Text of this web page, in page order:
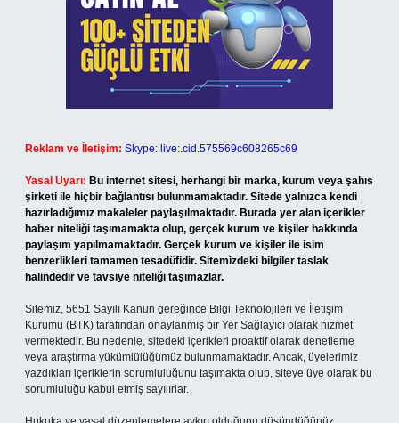
Reklam ve İletişim: Skype: live:.cid.575569c608265c69
Yasal Uyarı: Bu internet sitesi, herhangi bir marka, kurum veya şahıs
şirketi ile hiçbir bağlantısı bulunmamaktadır. Sitede yalnızca kendi
hazırladığımız makaleler paylaşılmaktadır. Burada yer alan içerikler
haber niteliği taşımamakta olup, gerçek kurum ve kişiler hakkında
paylaşım yapılmamaktadır. Gerçek kurum ve kişiler ile isim
benzerlikleri tamamen tesadüfidir. Sitemizdeki bilgiler taslak
halindedir ve tavsiye niteliği taşımazlar.
Sitemiz, 5651 Sayılı Kanun gereğince Bilgi Teknolojileri ve İletişim
Kurumu (BTK) tarafından onaylanmış bir Yer Sağlayıcı olarak hizmet
vermektedir. Bu nedenle, sitedeki içerikleri proaktif olarak denetleme
veya araştırma yükümlülüğümüz bulunmamaktadır. Ancak, üyelerimiz
yazdıkları içeriklerin sorumluluğunu taşımakta olup, siteye üye olarak bu
sorumluluğu kabul etmiş sayılırlar.